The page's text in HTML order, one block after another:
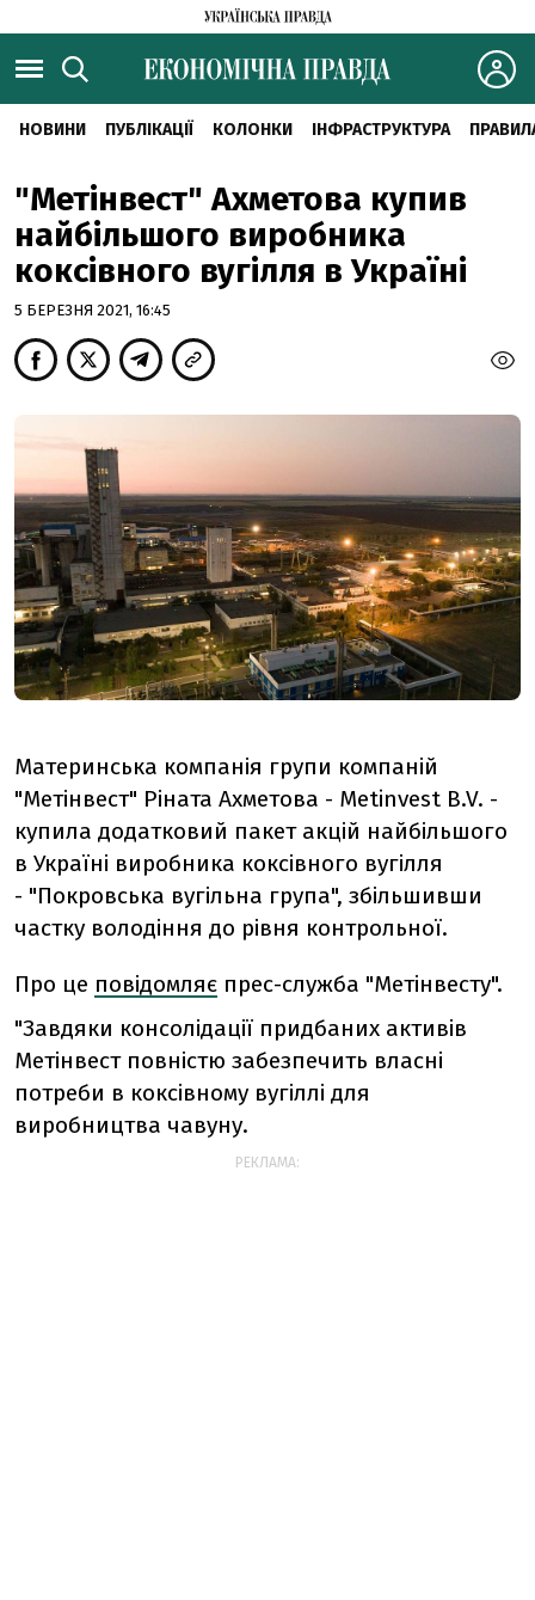
НОВИНИ ПУБЛІКАЦІЇ КОЛОНКИ ІНФРАСТРУКТУРА
"Метінвест" Ахметова купив
найбільшого виробника
коксівного вугілля в Україні
5 БЕРЕЗНЯ 2021, 16:45
Материнська компанія групи компаній
"Метінвест" Ріната Ахметова - Metinvest B.V. -
купила додатковий пакет акцій найбільшого
в Україні виробника коксівного вугілля
- "Покровська вугільна група", збільшивши
частку володіння до рівня контрольної.
Про це повідомляє прес-служба "Метінвесту".
"Завдяки консолідації придбаних активів
Метінвест повністю забезпечить власні
потреби в коксівному вугіллі для
виробництва чавуну.
РЕКЛАМА: